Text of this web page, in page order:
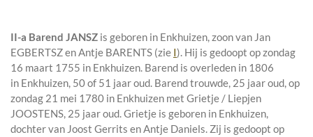
II-a Barend JANSZ is geboren in Enkhuizen, zoon van Jan
EGBERTSZ enAntje BARENTS (zie I). Hij is gedoopt op zondag
16 maart 1755 in Enkhuizen. Barend is overleden in 1806
in Enkhuizen, 50 of 51 jaar oud. Barend trouwde, 25 jaar oud, op
zondag 21 mei 1780 in Enkhuizen met Grietje / Liepjen
JOOSTENS, 25 jaar oud. Grietje is geboren in Enkhuizen,
dochter van Joost Gerrits enAntje Daniels. Zij is gedoopt op